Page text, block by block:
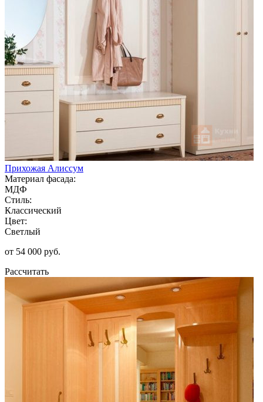
Прихожая Алиссум
Материал фасада:
МДФ
Стиль:
Классический
Цвет:
Светлый
от 54 000 руб.
Рассчитать